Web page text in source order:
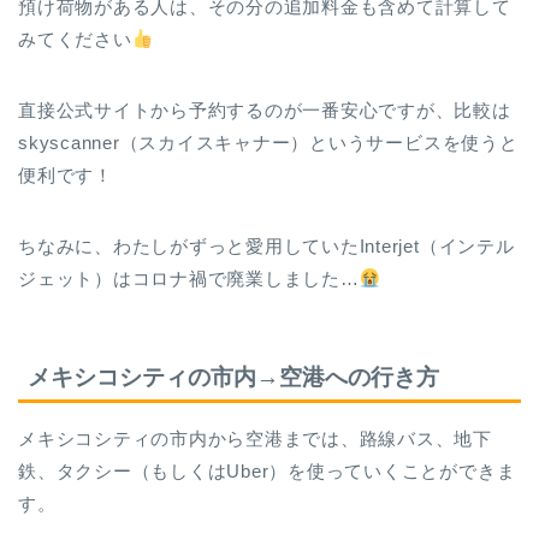
預け荷物がある人は、その分の追加料金も含めて計算して
みてください
直接公式サイトから予約するのが一番安心ですが、比較は
skyscanner（スカイスキャナー）というサービスを使うと
便利です！
ちなみに、わたしがずっと愛用していたInterjet（インテル
ジェット）はコロナ禍で廃業しました…
メキシコシティの市内→空港への行き方
メキシコシティの市内から空港までは、路線バス、地下
鉄、タクシー（もしくはUber）を使っていくことができま
す。